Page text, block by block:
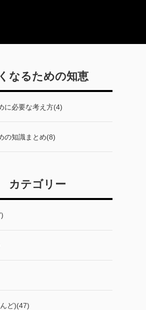
なるための知恵
に必要な考え方(4)
の知識まとめ(8)
カテゴリー
ど)(47)